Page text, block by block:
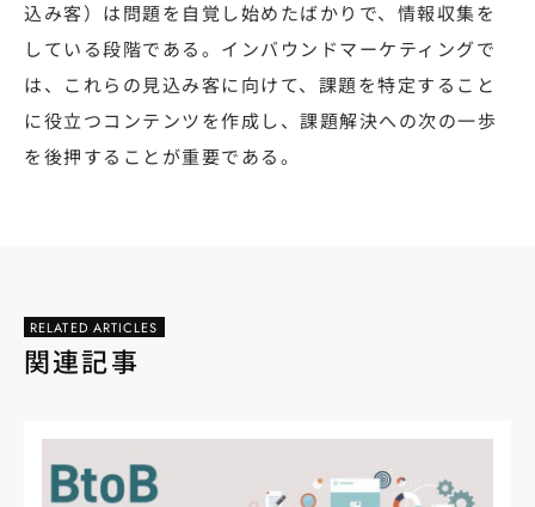
込み客）は問題を自覚し始めたばかりで、情報収集を
している段階である。インバウンドマーケティングで
は、これらの見込み客に向けて、課題を特定すること
に役立つコンテンツを作成し、課題解決への次の一歩
を後押することが重要である。
RELATED ARTICLES
関連記事